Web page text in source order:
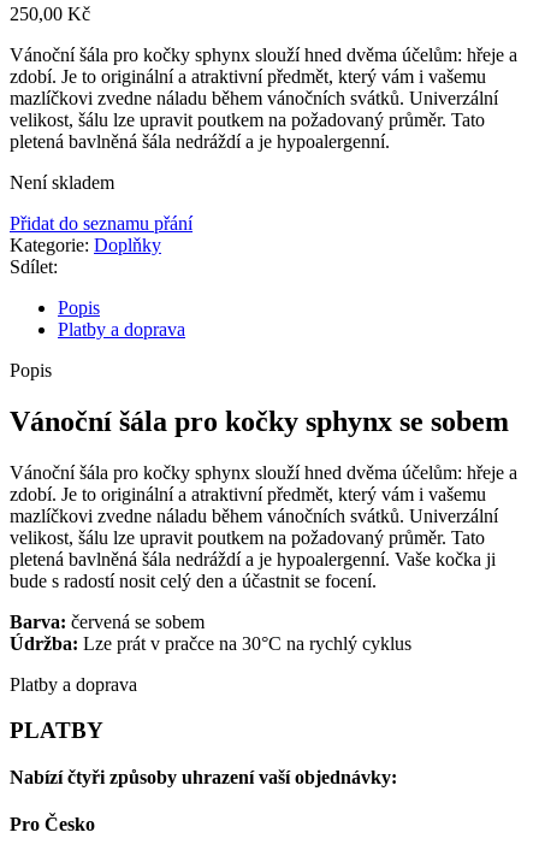
250,00 Kč
Vánoční šála pro kočky sphynx slouží hned dvěma účelům: hřeje a
zdobí. Je to originální a atraktivní předmět, který vám i vašemu
mazlíčkovi zvedne náladu během vánočních svátků. Univerzální
velikost, šálu lze upravit poutkem na požadovaný průměr. Tato
pletená bavlněná šála nedráždí a je hypoalergenní.
Není skladem
Přidat do seznamu přání
Kategorie: Doplňky
Sdílet:
Popis
Platby a doprava
Popis
Vánoční šála pro kočky sphynx se sobem
Vánoční šála pro kočky sphynx slouží hned dvěma účelům: hřeje a
zdobí. Je to originální a atraktivní předmět, který vám i vašemu
mazlíčkovi zvedne náladu během vánočních svátků. Univerzální
velikost, šálu lze upravit poutkem na požadovaný průměr. Tato
pletená bavlněná šála nedráždí a je hypoalergenní. Vaše kočka ji
bude s radostí nosit celý den a účastnit se focení.
Barva: červená se sobem
Údržba: Lze prát v pračce na 30°C na rychlý cyklus
Platby a doprava
PLATBY
Nabízí čtyři způsoby uhrazení vaší objednávky:
Pro Česko